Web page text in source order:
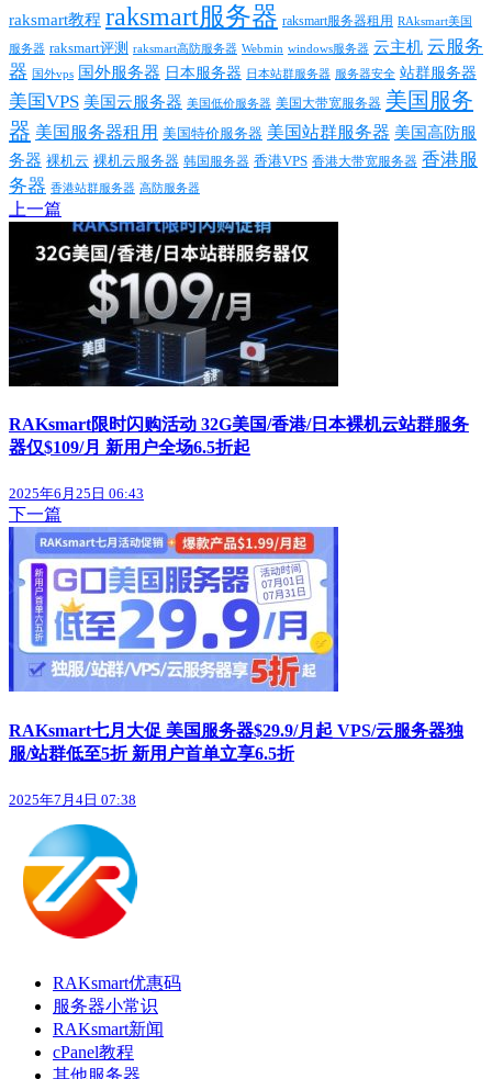
raksmart教程 raksmart服务器 raksmart服务器租用 RAksmart美国
服务器 raksmart评测 raksmart高防服务器 Webmin windows服务器 云主机 云服务
器 国外vps 国外服务器 日本服务器 日本站群服务器 服务器安全 站群服务器
美国VPS 美国云服务器 美国低价服务器 美国大带宽服务器 美国服务
器 美国服务器租用 美国特价服务器 美国站群服务器 美国高防服
务器 裸机云 裸机云服务器 韩国服务器 香港VPS 香港大带宽服务器 香港服
务器 香港站群服务器 高防服务器
上一篇
RAKsmart限时闪购活动 32G美国/香港/日本裸机云站群服务
器仅$109/月 新用户全场6.5折起
2025年6月25日 06:43
下一篇
RAKsmart七月大促 美国服务器$29.9/月起 VPS/云服务器独
服/站群低至5折 新用户首单立享6.5折
2025年7月4日 07:38
RAKsmart优惠码
服务器小常识
RAKsmart新闻
cPanel教程
其他服务器